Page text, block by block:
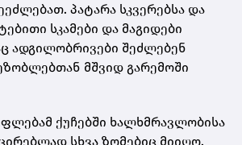
პატარა სკვერებსა და
სკამები და მაგიდები
ადგილობრივები შეძლებენ
მშვიდ გარემოში
ქუჩებში ხალხმრავლობისა
სხვა ზომებიც მიიღო.